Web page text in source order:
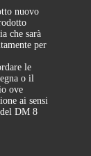
nuovo
che sarà
per
le
o il
ove
ai sensi
DM 8